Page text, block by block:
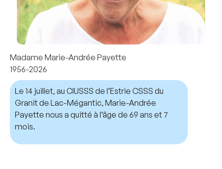
Madame Marie-Andrée Payette
1956-2026
Le 14 juillet, au CIUSSS de l’Estrie CSSS du
Granit de Lac-Mégantic, Marie-Andrée
Payette nous a quitté à l’âge de 69 ans et 7
mois.